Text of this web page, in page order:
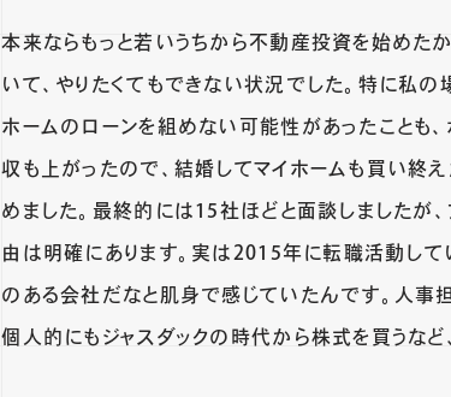
本来ならもっと若いうちから不動産投資を始めた
いて、やりたくてもできない状況でした。特に私
ホームのローンを組めない可能性があったことも
収も上がったので、結婚してマイホームも買い終
めました。最終的には15社ほどと面談しましたが
由は明確にあります。実は2015年に転職活動して
のある会社だなと肌身で感じていたんです。人事
個人的にもジャスダックの時代から株式を買うなど